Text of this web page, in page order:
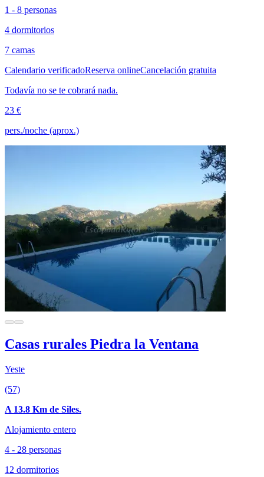
1 - 8 personas
4 dormitorios
7 camas
Calendario verificadoReserva onlineCancelación gratuita
Todavía no se te cobrará nada.
23 €
pers./noche (aprox.)
Casas rurales Piedra la Ventana
Yeste
(57)
A 13.8 Km de Siles.
Alojamiento entero
4 - 28 personas
12 dormitorios